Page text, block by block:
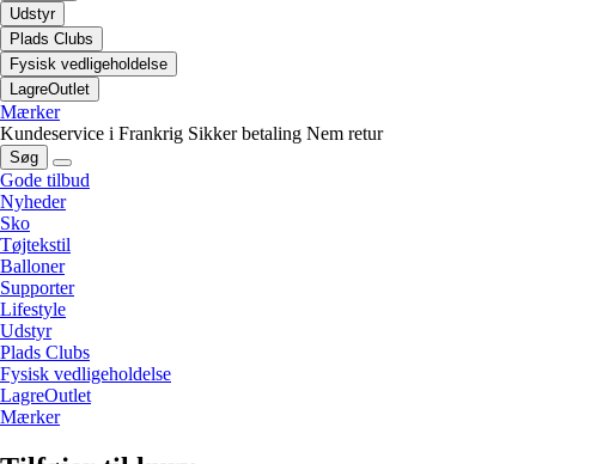
Udstyr
Plads Clubs
Fysisk vedligeholdelse
LagreOutlet
Mærker
Kundeservice i Frankrig Sikker betaling Nem retur
Søg
Gode tilbud
Nyheder
Sko
Tøjtekstil
Balloner
Supporter
Lifestyle
Udstyr
Plads Clubs
Fysisk vedligeholdelse
LagreOutlet
Mærker